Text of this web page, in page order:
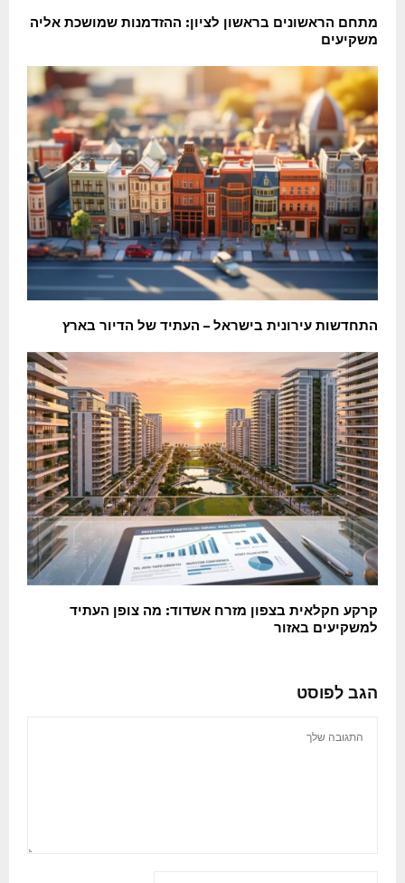
מתחם הראשונים בראשון לציון: ההזדמנות שמושכת אליה
משקיעים
התחדשות עירונית בישראל – העתיד של הדיור בארץ
קרקע חקלאית בצפון מזרח אשדוד: מה צופן העתיד
למשקיעים באזור
הגב לפוסט